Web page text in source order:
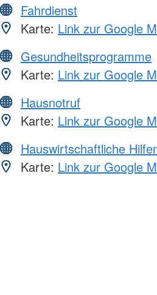
Fahrdienst
Karte: Link zur Google
Gesundheitsprogramme
Karte: Link zur Google
Hausnotruf
Karte: Link zur Google
Hauswirtschaftliche
Karte: Link zur Google